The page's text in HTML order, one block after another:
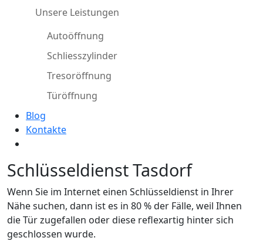
Unsere Leistungen
Autoöffnung
Schliesszylinder
Tresoröffnung
Türöffnung
Blog
Kontakte
Schlüsseldienst Tasdorf
Wenn Sie im Internet einen Schlüsseldienst in Ihrer
Nähe suchen, dann ist es in 80 % der Fälle, weil Ihnen
die Tür zugefallen oder diese reflexartig hinter sich
geschlossen wurde.